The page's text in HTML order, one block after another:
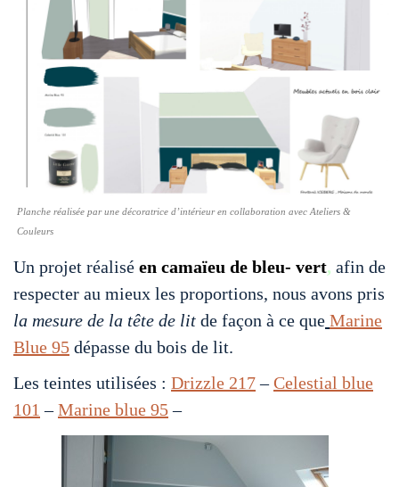
Planche réalisée par une décoratrice d’intérieur en collaboration avec Ateliers &
Couleurs
Un projet réalisé en camaïeu de bleu- vert, afin de
respecter au mieux les proportions, nous avons pris
la mesure de la tête de lit de façon à ce que Marine
Blue 95 dépasse du bois de lit.
Les teintes utilisées : Drizzle 217–Celestial blue
101 –Marine blue 95–